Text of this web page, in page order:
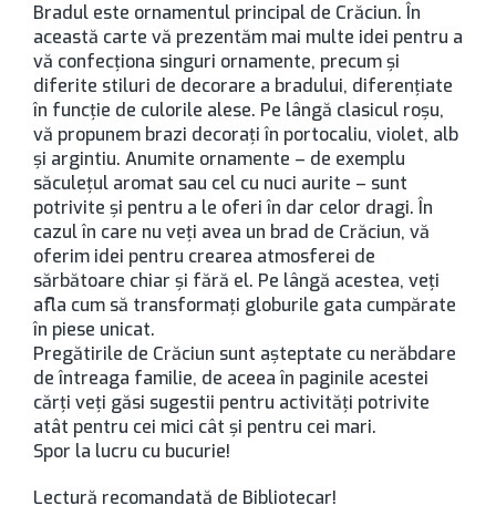
Bradul este ornamentul principal de Crăciun. În
această carte vă prezentăm mai multe idei pentru a
vă confecţiona singuri ornamente, precum şi
diferite stiluri de decorare a bradului, diferenţiate
în funcţie de culorile alese. Pe lângă clasicul roşu,
vă propunem brazi decoraţi în portocaliu, violet, alb
şi argintiu. Anumite ornamente – de exemplu
săculeţul aromat sau cel cu nuci aurite – sunt
potrivite şi pentru a le oferi în dar celor dragi. În
cazul în care nu veţi avea un brad de Crăciun, vă
oferim idei pentru crearea atmosferei de
sărbătoare chiar şi fără el. Pe lângă acestea, veţi
afla cum să transformaţi globurile gata cumpărate
în piese unicat.
Pregătirile de Crăciun sunt aşteptate cu nerăbdare
de întreaga familie, de aceea în paginile acestei
cărţi veţi găsi sugestii pentru activităţi potrivite
atât pentru cei mici cât şi pentru cei mari.
Spor la lucru cu bucurie!
Lectură recomandată de Bibliotecar!